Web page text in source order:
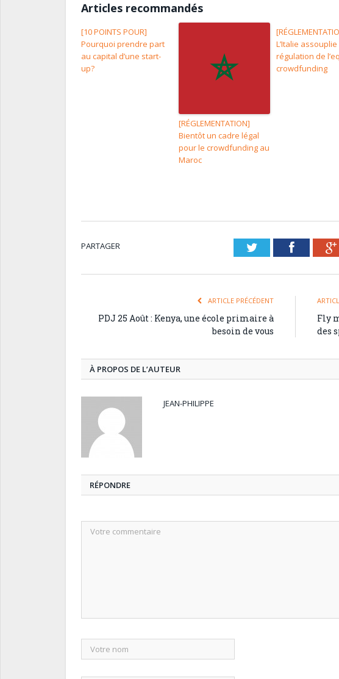
Articles recommandés
[10 POINTS POUR]
Pourquoi prendre part
au capital d’une start-
up?
[RÉGLEMENTATION]
Bientôt un cadre légal
pour le crowdfunding au
Maroc
L’Italie assouplie
régulation de
crowdfunding
PARTAGER TwitterFacebook
ARTICLE PRÉCÉDENT
PDJ 25 Août : Kenya, une école primaire à
besoin de vous
Fly
des
À PROPOS DE L’AUTEUR
JEAN-PHILIPPE
RÉPONDRE